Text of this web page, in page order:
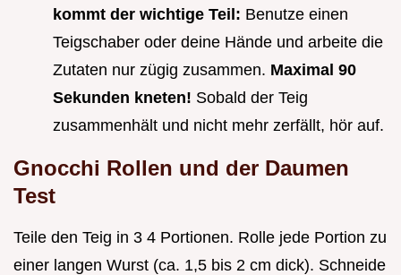
kommt der wichtige Teil: Benutze einen
Teigschaber oder deine Hände und arbeite die
Zutaten nur zügig zusammen. Maximal 90
Sekunden kneten! Sobald der Teig
zusammenhält und nicht mehr zerfällt, hör auf.
Gnocchi Rollen und der Daumen
Test
Teile den Teig in 3 4 Portionen. Rolle jede Portion zu
einer langen Wurst (ca. 1,5 bis 2 cm dick). Schneide